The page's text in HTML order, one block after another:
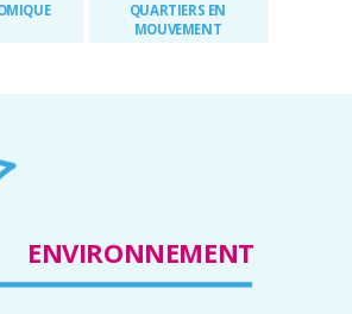
QUARTIERS EN
MOUVEMENT
ENVIRONNEMENT